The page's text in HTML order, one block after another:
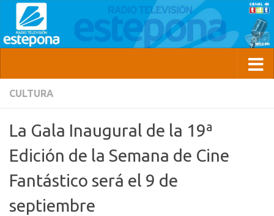
CULTURA
La Gala Inaugural de la 19ª
Edición de la Semana de Cine
Fantástico será el 9 de
septiembre